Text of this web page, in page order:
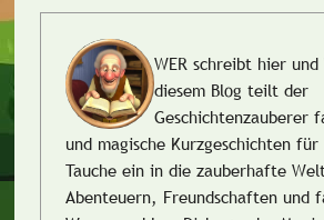
WER schreibt hier und
diesem Blog teilt der
Geschichtenzauberer
und magische Kurzgeschichten für
Tauche ein in die zauberhafte
Abenteuern, Freundschaften und